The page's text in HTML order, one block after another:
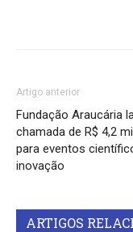
Artigo anterior
Fundação Araucária
chamada de R$ 4,2
para eventos
inovação
ARTIGOS